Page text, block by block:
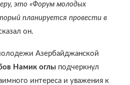
это «Форум молодых
планируется провести в
он.
Азербайджанской
Намик оглы подчеркнул
интереса и уважения к